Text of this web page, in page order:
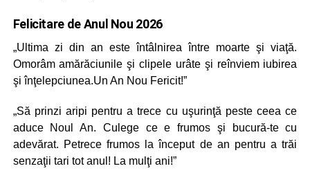
Felicitare de Anul Nou 2026
„Ultima zi din an este întâlnirea între moarte şi viaţă.
Omorâm amărăciunile şi clipele urâte şi reînviem iubirea
şi înţelepciunea.Un An Nou Fericit!”
„Să prinzi aripi pentru a trece cu uşurinţă peste ceea ce
aduce Noul An. Culege ce e frumos şi bucură-te cu
adevărat. Petrece frumos la început de an pentru a trăi
senzaţii tari tot anul! La mulţi ani!”